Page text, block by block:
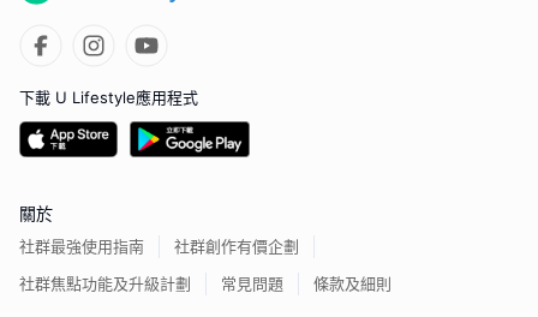
下載 U Lifestyle應用程式
關於
社群最強使用指南
社群創作有價企劃
社群焦點功能及升級計劃
常見問題 條款及細則